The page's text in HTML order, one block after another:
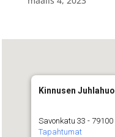
Kinnusen
Savonkatu 33 -
Tapahtumat